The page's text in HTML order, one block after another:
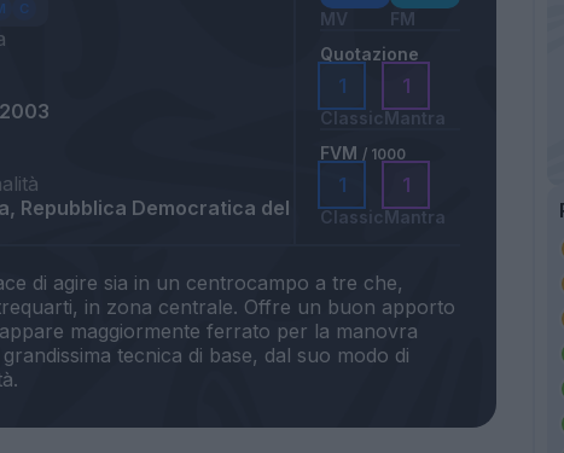
Repubblica Democratica del
MV
FM
Quotazione
1
Classic
1
Mantra
FVM / 1000
1
Classic
1
Mantra
di agire sia in un centrocampo a tre che,
in zona centrale. Offre un buon apporto
maggiormente ferrato per la manovra
tecnica di base, dal suo modo di